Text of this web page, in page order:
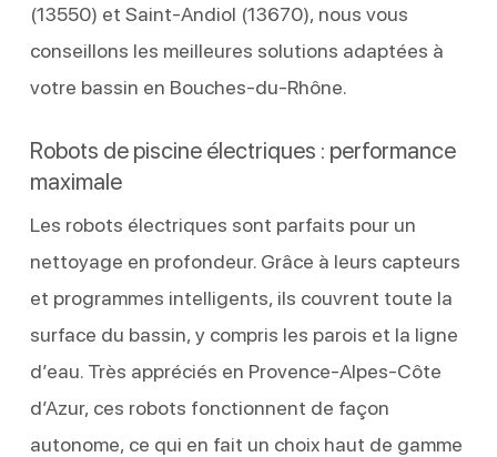
(13550) et Saint-Andiol (13670), nous vous
conseillons les meilleures solutions adaptées à
votre bassin en Bouches-du-Rhône.
Robots de piscine électriques : performance
maximale
Les robots électriques sont parfaits pour un
nettoyage en profondeur. Grâce à leurs capteurs
et programmes intelligents, ils couvrent toute la
surface du bassin, y compris les parois et la ligne
d’eau. Très appréciés en Provence-Alpes-Côte
d’Azur, ces robots fonctionnent de façon
autonome, ce qui en fait un choix haut de gamme